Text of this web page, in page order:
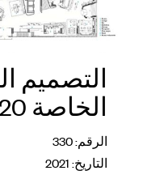
التصميم
الخاصة 2020
الرقم: 330
التاريخ: 2021